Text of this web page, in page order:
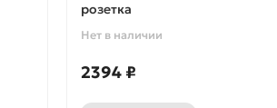
розетка
Нет в наличии
2394 ₽